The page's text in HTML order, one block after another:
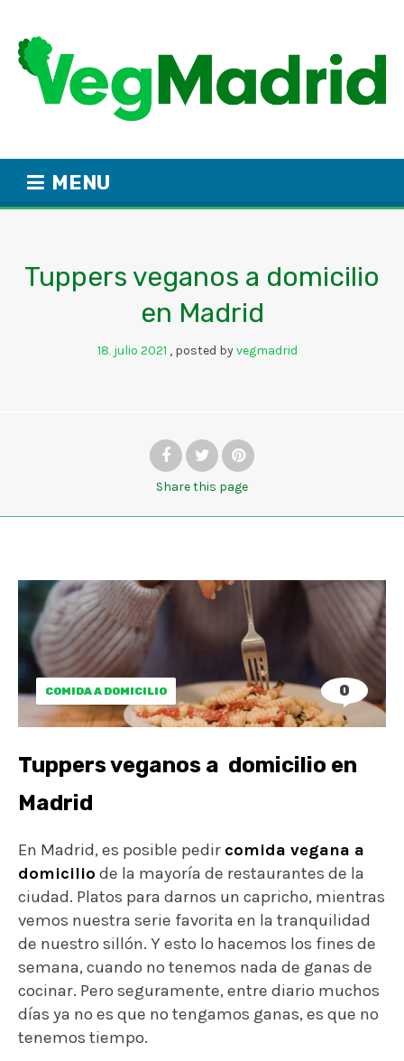
MENU
Tuppers veganos a domicilio
en Madrid
18. julio 2021 posted byvegmadrid
Sharethis page
COMIDA A DOMICILIO 0
Tuppers veganos a domicilio en
Madrid
En Madrid, es posible pedir comida vegana a
domicilio de la mayoría de restaurantes de la
ciudad. Platos para darnos un capricho, mientras
vemos nuestra serie favorita en la tranquilidad
de nuestro sillón. Y esto lo hacemos los fines de
semana, cuando no tenemos nada de ganas de
cocinar. Pero seguramente, entre diario muchos
días ya no es que no tengamos ganas, es que no
tenemos tiempo.